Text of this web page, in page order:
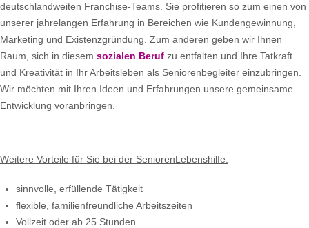
deutschlandweiten Franchise-Teams. Sie profitieren so zum einen von
unserer jahrelangen Erfahrung in Bereichen wie Kundengewinnung,
Marketing und Existenzgründung. Zum anderen geben wir Ihnen
Raum, sich in diesem sozialen Beruf zu entfalten und Ihre Tatkraft
und Kreativität in Ihr Arbeitsleben als Seniorenbegleiter einzubringen.
Wir möchten mit Ihren Ideen und Erfahrungen unsere gemeinsame
Entwicklung voranbringen.
Weitere Vorteile für Sie bei der SeniorenLebenshilfe:
sinnvolle, erfüllende Tätigkeit
flexible, familienfreundliche Arbeitszeiten
Vollzeit oder ab 25 Stunden